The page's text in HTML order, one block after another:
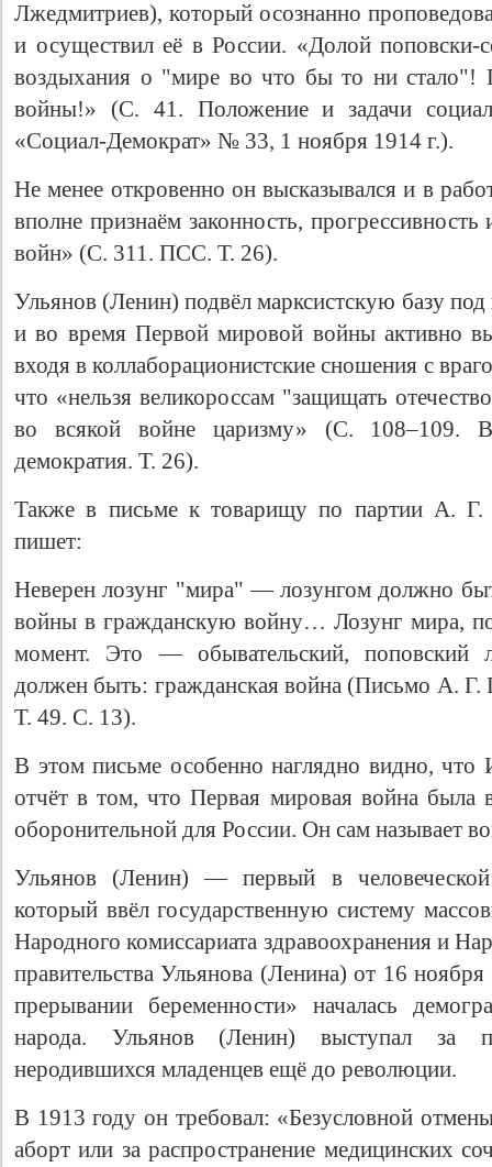
Лжедмитриев), который осознанно
и осуществил её в России. «Долой поповски-
воздыхания о "мире во что бы то ни стало"!
войны!» (С. 41. Положение и задачи
«Социал-Демократ» № 33, 1 ноября 1914 г.).
Не менее откровенно он высказывался и в
вполне признаём законность,
войн» (С. 311. ПСС. Т. 26).
Ульянов (Ленин) подвёл марксистскую базу под
и во время Первой мировой войны активно
входя в коллаборационистские сношения с
что «нельзя великороссам "защищать
во всякой войне царизму» (С. 108–109.
демократия. Т. 26).
Также в письме к товарищу по партии А. Г.
пишет:
Неверен лозунг "мира" — лозунгом должно
войны в гражданскую войну… Лозунг мира,
момент. Это — обывательский, поповский
должен быть: гражданская война (Письмо А.
Т. 49. С. 13).
В этом письме особенно наглядно видно, что
отчёт в том, что Первая мировая война была
оборонительной для России. Он сам называет
Ульянов (Ленин) — первый в человеческой
который ввёл государственную систему
Народного комиссариата здравоохранения и
правительства Ульянова (Ленина) от 16
прерывании беременности» началась
народа. Ульянов (Ленин) выступал за
неродившихся младенцев ещё до революции.
В 1913 году он требовал: «Безусловной
аборт или за распространение медицинских